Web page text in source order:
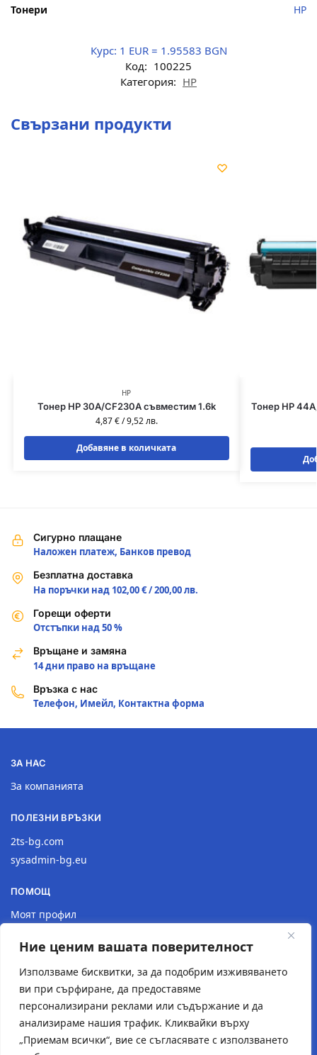
Ние ценим вашата поверителност
Използваме бисквитки, за да подобрим изживяването
ви при сърфиране, да предоставяме
персонализирани реклами или съдържание и да
анализираме нашия трафик. Кликвайки върху
„Приемам всички“, вие се съгласявате с използването
Тонери HP
Курс: 1 EUR = 1.95583 BGN
Код: 100225
Категория: HP
Свързани продукти
HP
Тонер HP 30A/CF230A съвместим 1.6k
4,87€/9,52лв.
Добавяне в количката
Тонер HP
Сигурно плащане
Наложен платеж, Банков превод
Безплатна доставка
На поръчки над 102,00 € / 200,00 лв.
Горещи оферти
Отстъпки над 50 %
Връщане и замяна
14 дни право на връщане
Връзка с нас
Телефон, Имейл, Контактна форма
ЗА НАС
За компанията
ПОЛЕЗНИ ВРЪЗКИ
2ts-bg.com
sysadmin-bg.eu
ПОМОЩ
Моят профил
Връщане на продукт
Политика за поверителност
Местоположение
Контактна форма